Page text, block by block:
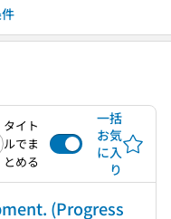
タイト
ルでま
とめる
一括
お気
に入
り
(Progress